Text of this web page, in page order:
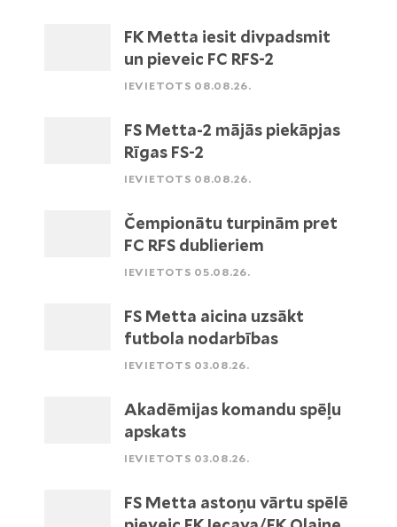
FK Metta iesit divpadsmit
un pieveic FC RFS-2
IEVIETOTS 08.08.26.
FS Metta-2 mājās piekāpjas
Rīgas FS-2
IEVIETOTS 08.08.26.
Čempionātu turpinām pret
FC RFS dublieriem
IEVIETOTS 05.08.26.
FS Metta aicina uzsākt
futbola nodarbības
IEVIETOTS 03.08.26.
Akadēmijas komandu spēļu
apskats
IEVIETOTS 03.08.26.
FS Metta astoņu vārtu spēlē